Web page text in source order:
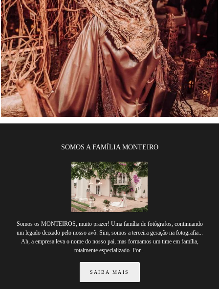
1547 0
SOMOS A FAMÍLIA MONTEIRO
Somos os MONTEIROS, muito prazer! Uma família de fotógrafos, continuando
um legado deixado pelo nosso avô. Sim, somos a terceira geração na fotografia...
Ah, a empresa leva o nome do nosso pai, mas formamos um time em família,
totalmente especializado. Por...
SAIBA MAIS